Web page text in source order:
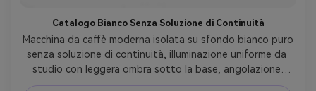
Catalogo Bianco Senza Soluzione di Continuità
Macchina da caffè moderna isolata su sfondo bianco puro
senza soluzione di continuità, illuminazione uniforme da
studio con leggera ombra sotto la base, angolazione
frontale di tre quarti, perfetta simmetria e linee pulite,